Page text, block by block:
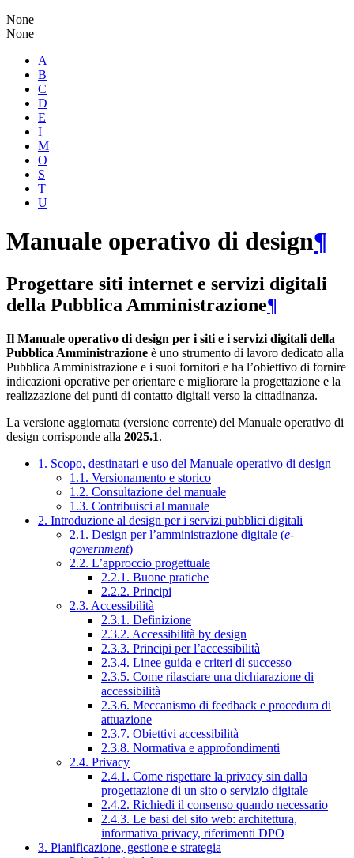
None
None
A
B
C
D
E
I
M
O
S
T
U
Manuale operativo di design¶
Progettare siti internet e servizi digitali
della Pubblica Amministrazione¶
Il Manuale operativo di design per i siti e i servizi digitali della
Pubblica Amministrazione è uno strumento di lavoro dedicato alla
Pubblica Amministrazione e i suoi fornitori e ha l’obiettivo di fornire
indicazioni operative per orientare e migliorare la progettazione e la
realizzazione dei punti di contatto digitali verso la cittadinanza.
La versione aggiornata (versione corrente) del Manuale operativo di
design corrisponde alla 2025.1.
1. Scopo, destinatari e uso del Manuale operativo di design
1.1. Versionamento e storico
1.2. Consultazione del manuale
1.3. Contribuisci al manuale
2. Introduzione al design per i servizi pubblici digitali
2.1. Design per l’amministrazione digitale (e-
government)
2.2. L’approccio progettuale
2.2.1. Buone pratiche
2.2.2. Principi
2.3. Accessibilità
2.3.1. Definizione
2.3.2. Accessibilità by design
2.3.3. Principi per l’accessibilità
2.3.4. Linee guida e criteri di successo
2.3.5. Come rilasciare una dichiarazione di
accessibilità
2.3.6. Meccanismo di feedback e procedura di
attuazione
2.3.7. Obiettivi accessibilità
2.3.8. Normativa e approfondimenti
2.4. Privacy
2.4.1. Come rispettare la privacy sin dalla
progettazione di un sito o servizio digitale
2.4.2. Richiedi il consenso quando necessario
2.4.3. Le basi del sito web: architettura,
informativa privacy, riferimenti DPO
3. Pianificazione, gestione e strategia